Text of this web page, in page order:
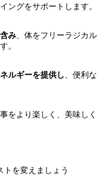
ングをサポートします。
み 、体をフリーラジカル
。
ルギーを提供し
、便利な
事をより楽しく、美味しく
を変えましょう